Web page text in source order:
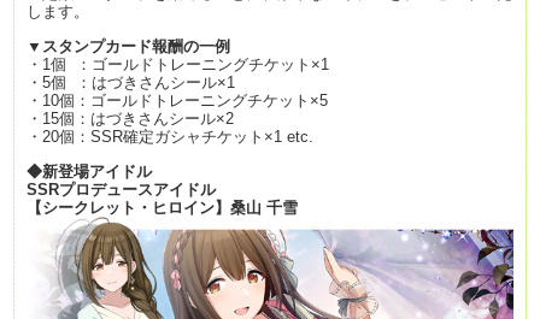
します。
▼スタンプカード報酬の一例
・1個 ：ゴールドトレーニングチケット×1
・5個 ：はづきさんシール×1
・10個：ゴールドトレーニングチケット×5
・15個：はづきさんシール×2
・20個：SSR確定ガシャチケット×1 etc.
◆新登場アイドル
SSRプロデュースアイドル
【シークレット・ヒロイン】桑山 千雪